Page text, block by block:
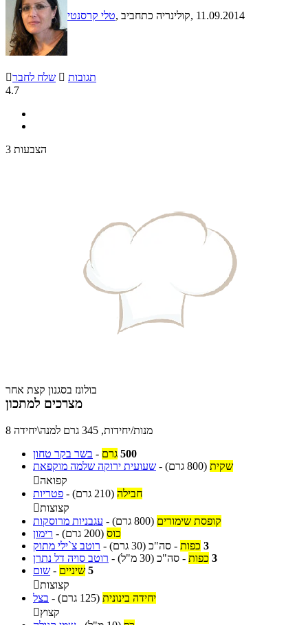
טלי קרסנטי , קולינריה כתחביב, 11.09.2014
שלח לחבר  תגובות
4.7
3 הצבעות
בולונז בסגנון קצת אחר
מצרכים למתכון
8 מנות/יחידות, 345 גרם למנה\יחידה
בשר בקר טחון - 500 גרם
שעועית ירוקה שלמה מוקפאת - שקית (800 גרם)
קפואה
פטריות - חבילה (210 גרם)
קצוצות
עגבניות מרוסקות - קופסת שימורים (800 גרם)
רימון - כוס (200 גרם)
רוטב צ`ילי מתוק - 3 כפות - סה"כ (30 גרם)
רוטב סויה דל נתרן - 3 כפות - סה"כ (30 מ"ל)
שום - 5 שיניים
קצוצות
בצל - יחידה בינונית (125 גרם)
קצוץ